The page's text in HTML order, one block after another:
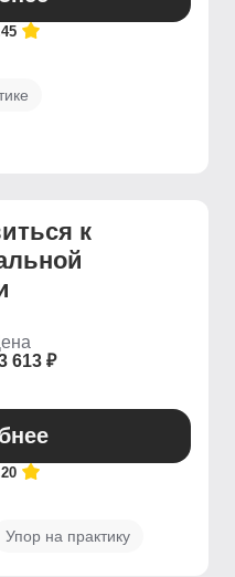
к
613 ₽
Упор на практику